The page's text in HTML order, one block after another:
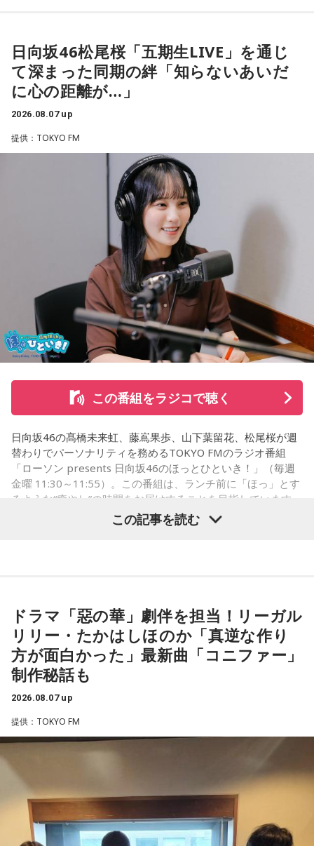
◆“真逆な作り方”で楽曲制作
リーガルリリーは高校在学時から注目を集め、国内大型ロッ
た世界最大級の音楽フェスティバル「SXSW（サウス・バイ・
サウスウエスト）」の出演や中国ツアーの開催など、海外で
のライブも経験。そのほか、2019年公開の映画「惡の華」で
は主題歌と劇中歌を担当し、今年4月から放送されたテレビド
ラマ版「惡の華」では、たかはしほのかさんが劇伴を担当。
そして、今秋には初のアジアツアーの開催が決定していま
遠山：僕は「惡の華」が好きで、（テレビドラマ版ではW主
演の）あのちゃんと鈴木福くんがめちゃくちゃ素晴らしかっ
たですけど、そういうドラマの音楽って、どう作っていく
ほのか：私も今回初めて関わらせてもらったんですけど、今
まで作ってきたライブでやる曲やバンドでやる曲の作り方と
いうか。リーガルリリーでは、音楽を聴いてほしくて作って
いるんですけれど、ドラマの音楽は、映像を観てもらわない
から、音楽を通して真逆な作り方を体験できて、めちゃめち
ゃ面白かったです。
ー」を配信リリースしました。おめでとうございます。
ほのか・海：ありがとうございます。
潮：「コニファー」はテレビアニメ「これ描いて死ね」のエ
遠山：テレビアニメの楽曲を手がけるのは初めてじゃないよ
ね？
ほのか：はい。
遠山：この楽曲はどこから作り始めました？
ほのか：「これ描いて死ね」は、マンガを描くことを題材に
日向坂46松尾桜「五期生LIVE」を通じ
て深まった同期の絆「知らないあいだ
に心の距離が…」
2026.08.07 up
提供：TOKYO FM
この番組をラジコで聴く
日向坂46の髙橋未来虹、藤嶌果歩、山下葉留花、松尾桜が週
替わりでパーソナリティを務めるTOKYO FMのラジオ番組
「ローソン presents 日向坂46のほっとひといき！」（毎週
金曜 11:30～11:55）。この番組は、ランチ前に「ほっ」とす
るような“癒やし”の時間をお届けすることを目指しています
が、たまに（？）脱線してしまう番組です。7月31日（金）
の放送は、山下と松尾の2人でお届け！ ここでは、松尾が7月
パーソナリティの松尾桜
松尾：7月15日、16日におこなわれた「五期生LIVE」にお越
しいただいたファンの皆さん。そして、配信で見てくださっ
山下：お疲れさまー（拍手）！
松尾：ありがとうございます！ 五期生だけのライブが去年の
「新参者 二〇二五 LIVE at THEATER MILANO-Za」以来だっ
たんですけど、「五期生LIVE」が始まってから、知らないあ
いだに心の距離が縮まっていたというか。
山下：うわあ素敵！
この記事を読む
ドラマ「惡の華」劇伴を担当！リーガル
リリー・たかはしほのか「真逆な作り
方が面白かった」最新曲「コニファー」
制作秘話も
2026.08.07 up
提供：TOKYO FM